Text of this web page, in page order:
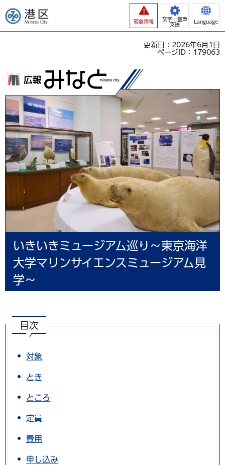
港区
緊急情報
文字・音声
支援
Language
更新日：2026年6月1日
ページID：179063
広報みなと
いきいきミュージアム巡り～東京海洋
大学マリンサイエンスミュージアム見
学～
目次
対象
とき
ところ
定員
費用
申し込み